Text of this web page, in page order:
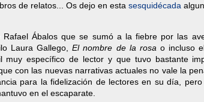
de relatos... Os dejo en esta sesquidécada
Ábalos que se sumó a la fiebre por las
Laura Gallego,El nombre de la rosa o incluso
muy específico de lector y que tuvo bastante
con las nuevas narrativas actuales no vale la
para la fidelización de lectores en su día,
en el escaparate.